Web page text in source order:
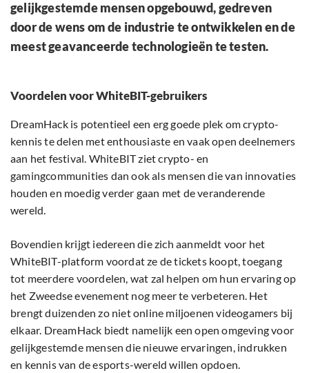
gelijkgestemde mensen opgebouwd, gedreven
door de wens om de industrie te ontwikkelen en de
meest geavanceerde technologieën te testen.
Voordelen voor WhiteBIT-gebruikers
DreamHack is potentieel een erg goede plek om crypto-
kennis te delen met enthousiaste en vaak open deelnemers
aan het festival. WhiteBIT ziet crypto- en
gamingcommunities dan ook als mensen die van innovaties
houden en moedig verder gaan met de veranderende
wereld.
Bovendien krijgt iedereen die zich aanmeldt voor het
WhiteBIT-platform voordat ze de tickets koopt, toegang
tot meerdere voordelen, wat zal helpen om hun ervaring op
het Zweedse evenement nog meer te verbeteren. Het
brengt duizenden zo niet online miljoenen videogamers bij
elkaar. DreamHack biedt namelijk een open omgeving voor
gelijkgestemde mensen die nieuwe ervaringen, indrukken
en kennis van de esports-wereld willen opdoen.